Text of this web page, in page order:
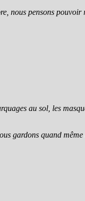
nous pensons
au sol, les
gardons quand